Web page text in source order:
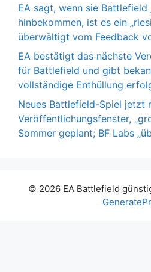
EA sagt, wenn sie Battlefield
hinbekommen, ist es ein
überwältigt vom Feedback
EA bestätigt das nächste
für Battlefield und gibt
vollständige Enthüllung
Neues Battlefield-Spiel jetzt
Veröffentlichungsfenster,
Sommer geplant; BF Labs
© 2026 EA Battlefield